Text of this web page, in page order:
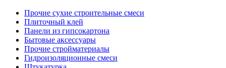
Прочие сухие строительные смеси
Плиточный клей
Панели из гипсокартона
Бытовые аксессуары
Прочие стройматериалы
Гидроизоляционные смеси